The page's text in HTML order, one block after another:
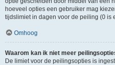
hoeveel opties een gebruiker mag
tijdslimiet in dagen voor de peiling (0 is
Omhoog
Waarom kan ik niet meer
De limiet voor de peilingsopties is